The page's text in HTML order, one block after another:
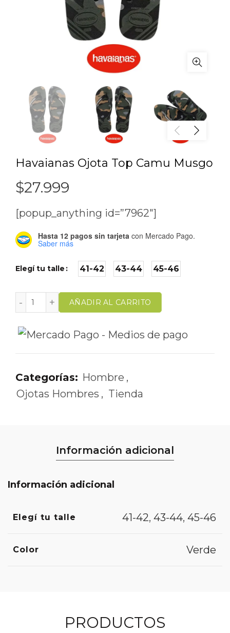
Havaianas Ojota Top Camu Musgo
$27.999
[popup_anything id=”7962″]
Hasta 12 pagos sin tarjeta con Mercado Pago.
Saber más
Elegí tu talle 41-42 43-44 45-46
AÑADIR AL CARRITO
Categorías: Hombre ,
Ojotas Hombres , Tienda
Información adicional
Información adicional
Elegí tu talle 41-42, 43-44, 45-46
Color Verde
PRODUCTOS